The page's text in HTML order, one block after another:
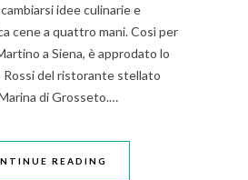
idee culinarie e
cene a quattro mani. Così per
a Siena, è approdato lo
Rossi del ristorante stellato
di Grosseto.…
READING